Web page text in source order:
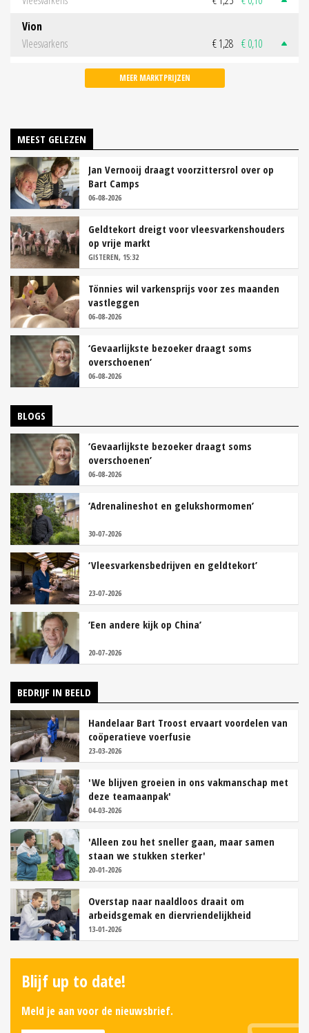
Vion
Vleesvarkens
€ 1,28 € 0,10
MEER MARKTPRIJZEN
MEEST GELEZEN
Jan Vernooij draagt voorzittersrol over op
Bart Camps
06-08-2026
Geldtekort dreigt voor vleesvarkenshouders
op vrije markt
GISTEREN, 15:32
Tönnies wil varkensprijs voor zes maanden
vastleggen
06-08-2026
‘Gevaarlijkste bezoeker draagt soms
overschoenen’
06-08-2026
BLOGS
‘Gevaarlijkste bezoeker draagt soms
overschoenen’
06-08-2026
‘Adrenalineshot en gelukshormomen’
30-07-2026
‘Vleesvarkensbedrijven en geldtekort’
23-07-2026
‘Een andere kijk op China’
20-07-2026
BEDRIJF IN BEELD
Handelaar Bart Troost ervaart voordelen van
coöperatieve voerfusie
23-03-2026
'We blijven groeien in ons vakmanschap met
deze teamaanpak'
04-03-2026
'Alleen zou het sneller gaan, maar samen
staan we stukken sterker'
20-01-2026
Overstap naar naaldloos draait om
arbeidsgemak en diervriendelijkheid
13-01-2026
Blijf up to date!
Meld je aan voor de nieuwsbrief.